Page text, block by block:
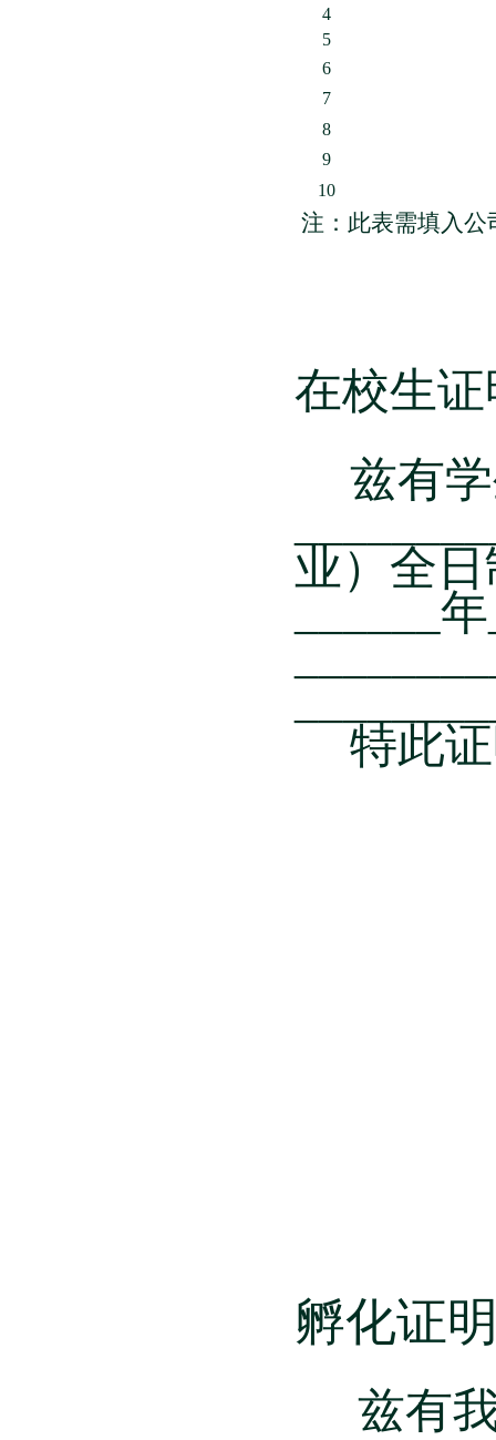
4
5
6
7
8
9
10
注：此表需填入公
在校生证
兹有
业）全
年
特此
孵化证
兹有